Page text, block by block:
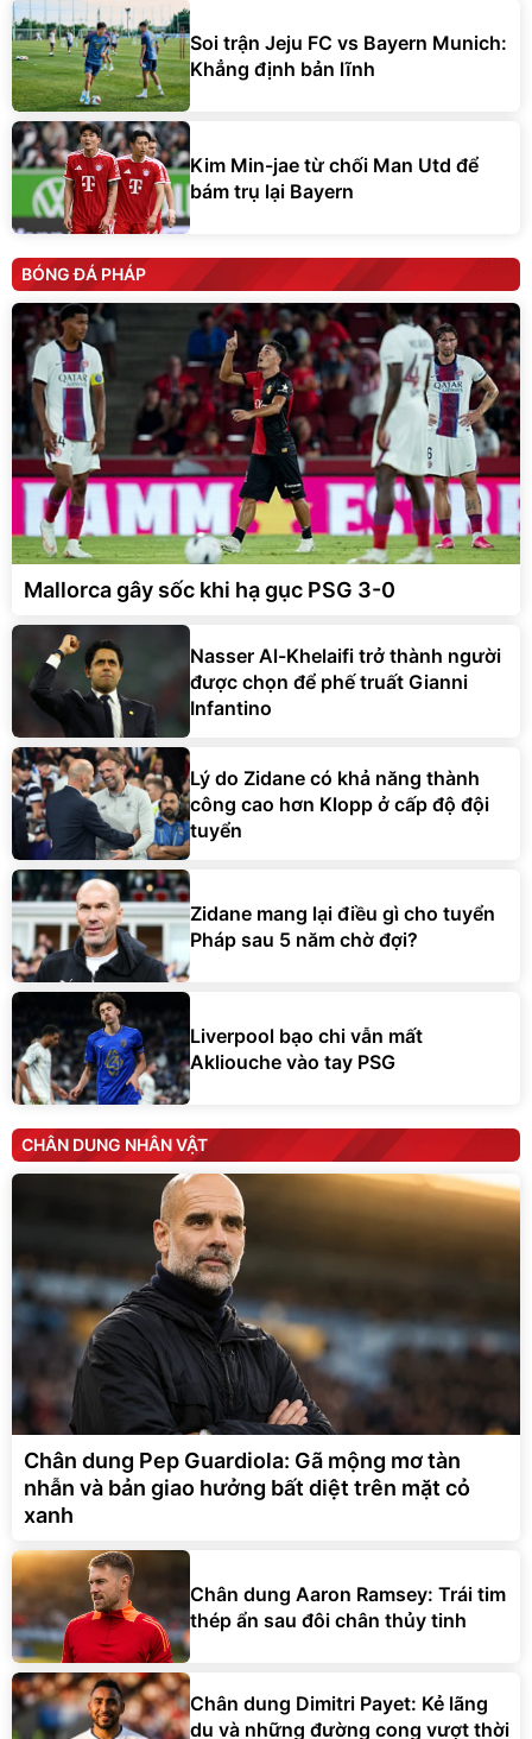
Soi trận Jeju FC vs Bayern Munich:
Khẳng định bản lĩnh
Kim Min-jae từ chối Man Utd để
bám trụ lại Bayern
BÓNG ĐÁ PHÁP
Mallorca gây sốc khi hạ gục PSG 3-0
Nasser Al-Khelaifi trở thành người
được chọn để phế truất Gianni
Infantino
Lý do Zidane có khả năng thành
công cao hơn Klopp ở cấp độ đội
tuyển
Zidane mang lại điều gì cho tuyển
Pháp sau 5 năm chờ đợi?
Liverpool bạo chi vẫn mất
Akliouche vào tay PSG
CHÂN DUNG NHÂN VẬT
Chân dung Pep Guardiola: Gã mộng mơ tàn
nhẫn và bản giao hưởng bất diệt trên mặt cỏ
xanh
Chân dung Aaron Ramsey: Trái tim
thép ẩn sau đôi chân thủy tinh
Chân dung Dimitri Payet: Kẻ lãng
du và những đường cong vượt thời